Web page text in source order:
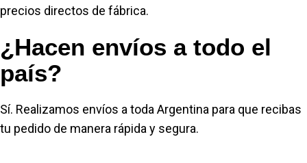
precios directos de fábrica.
¿Hacen envíos a todo el
país?
Sí. Realizamos envíos a toda Argentina para que recibas
tu pedido de manera rápida y segura.